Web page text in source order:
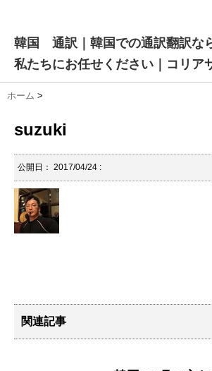
韓国 通訳｜韓国での通訳翻訳な
私たちにお任せください｜コリア
ホーム >
suzuki
公開日： 2017/04/24 :
関連記事